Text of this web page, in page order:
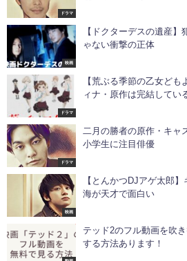
ドラマ
映画
【ドクターデスの遺産】
ゃない衝撃の正体
ドラマ
【荒ぶる季節の乙女ど
ィナ・原作は完結してい
ドラマ
二月の勝者の原作・キャ
小学生に注目俳優
映画
【とんかつDJアゲ太郎
海が天才で面白い
テッド2のフル動画を吹
する方法あります！